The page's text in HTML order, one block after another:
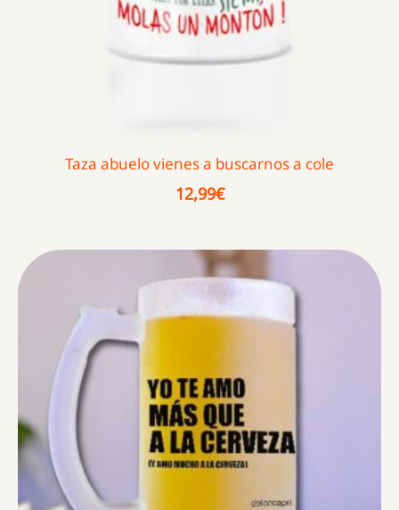
Taza abuelo vienes a buscarnos a cole
12,99€